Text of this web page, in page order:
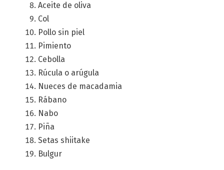
Aceite de oliva
Col
Pollo sin piel
Pimiento
Cebolla
Rúcula o arúgula
Nueces de macadamia
Rábano
Nabo
Piña
Setas shiitake
Bulgur